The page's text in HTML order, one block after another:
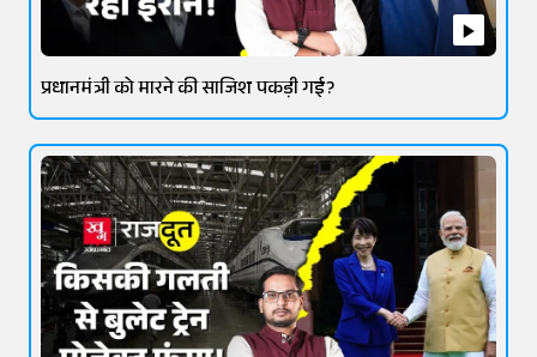
प्रधानमंत्री को मारने की साजिश पकड़ी गई?